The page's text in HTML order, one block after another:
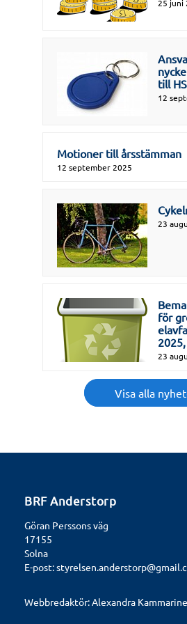
25 juni
till
12
Motioner till årsstämman
12 september 2025
23
för
23
Visa alla
BRF Anderstorp
Göran Perssons väg
17155
Solna
E-post:
Webbredaktör:Alexandra